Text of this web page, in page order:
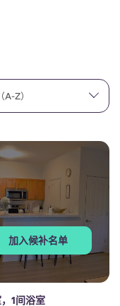
A-Z）
加入候补名单
1间浴室